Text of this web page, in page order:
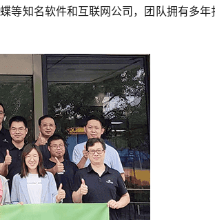
等知名软件和互联网公司，团队拥有多年